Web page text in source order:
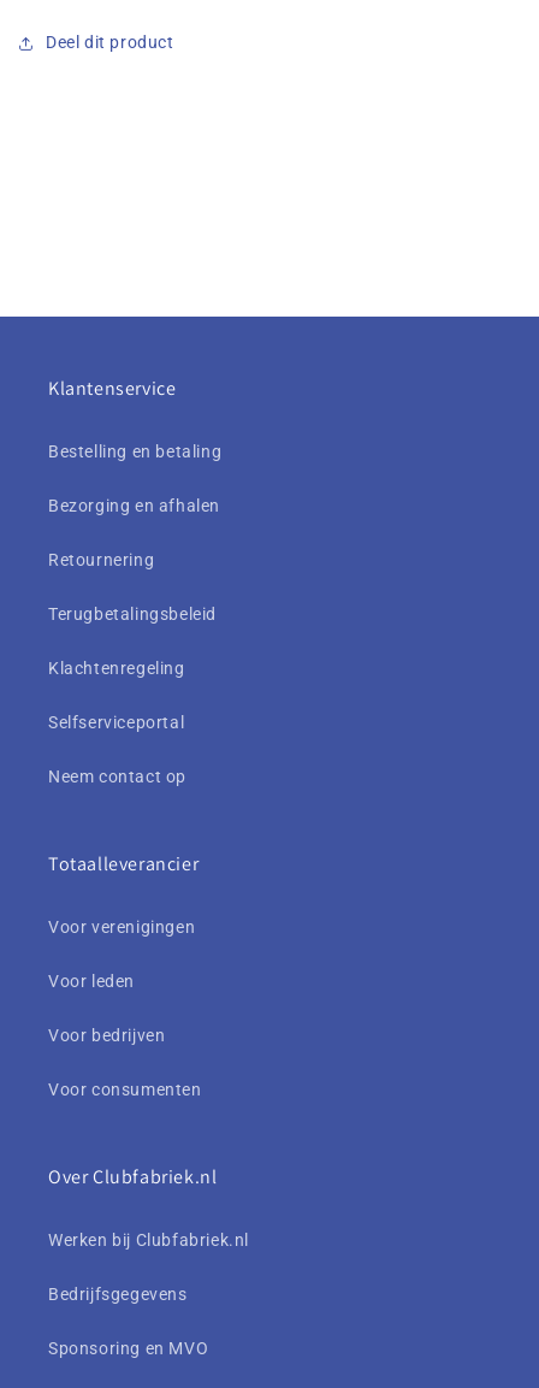
Deel dit product
Klantenservice
Bestelling en betaling
Bezorging en afhalen
Retournering
Terugbetalingsbeleid
Klachtenregeling
Selfserviceportal
Neem contact op
Totaalleverancier
Voor verenigingen
Voor leden
Voor bedrijven
Voor consumenten
Over Clubfabriek.nl
Werken bij Clubfabriek.nl
Bedrijfsgegevens
Sponsoring en MVO